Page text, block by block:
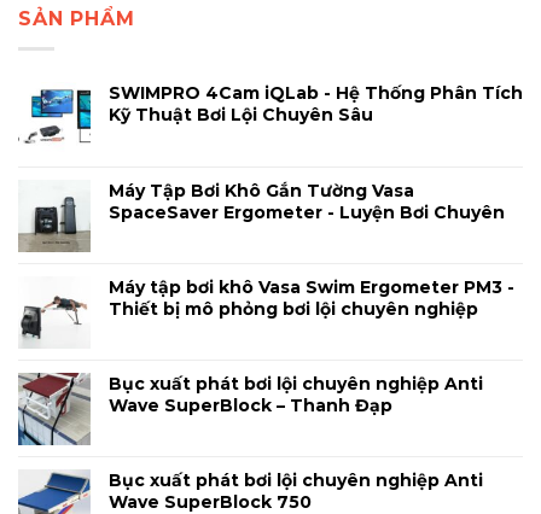
SẢN PHẨM
SWIMPRO 4Cam iQLab - Hệ Thống Phân Tích
Kỹ Thuật Bơi Lội Chuyên Sâu
Máy Tập Bơi Khô Gắn Tường Vasa
SpaceSaver Ergometer - Luyện Bơi Chuyên
Máy tập bơi khô Vasa Swim Ergometer PM3 -
Thiết bị mô phỏng bơi lội chuyên nghiệp
Bục xuất phát bơi lội chuyên nghiệp Anti
Wave SuperBlock – Thanh Đạp
Bục xuất phát bơi lội chuyên nghiệp Anti
Wave SuperBlock 750